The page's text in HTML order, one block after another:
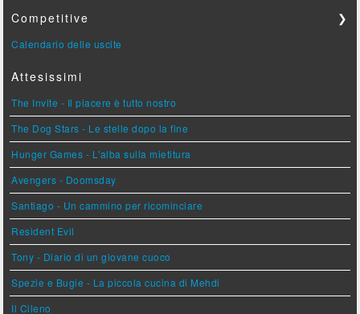
Competitive ❯
Calendario delle uscite
Attesissimi
The Invite - Il piacere è tutto nostro
The Dog Stars - Le stelle dopo la fine
Hunger Games - L'alba sulla mietitura
Avengers - Doomsday
Santiago - Un cammino per ricominciare
Resident Evil
Tony - Diario di un giovane cuoco
Spezie e Bugie - La piccola cucina di Mehdi
Il Cileno